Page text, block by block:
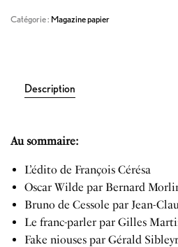
Catégorie : Magazine papier
Description
Au sommaire:
L’édito de François Cérésa
Oscar Wilde par Bernard
Bruno de Cessole par Jean-
Le franc-parler par Gilles
Fake niouses par Gérald